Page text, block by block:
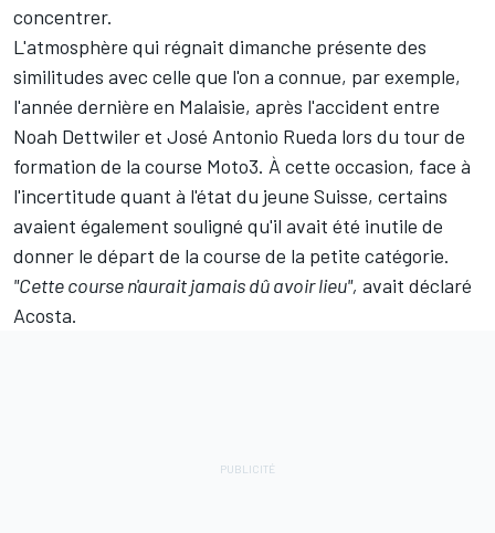
concentrer.
L'atmosphère qui régnait dimanche présente des
similitudes avec celle que l'on a connue, par exemple,
l'année dernière en Malaisie, après l'accident entre
Noah Dettwiler et José Antonio Rueda lors du tour de
formation de la course Moto3. À cette occasion, face à
l'incertitude quant à l'état du jeune Suisse, certains
avaient également souligné qu'il avait été inutile de
donner le départ de la course de la petite catégorie.
"Cette course n'aurait jamais dû avoir lieu", avait déclaré
Acosta.